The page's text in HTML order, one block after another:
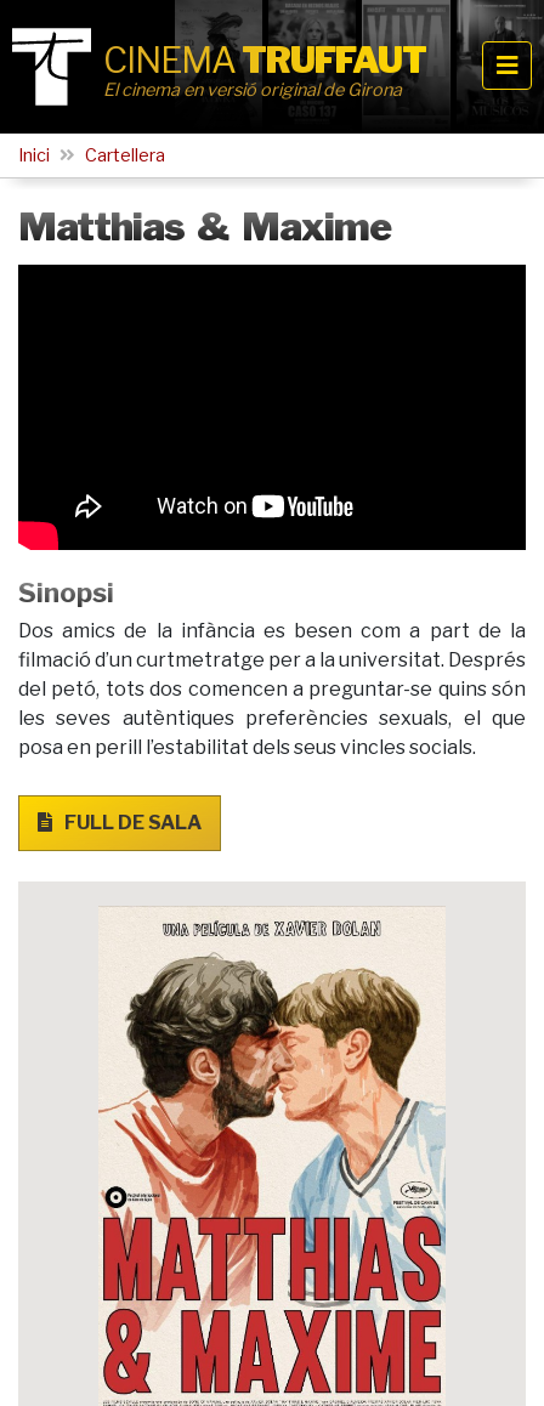
CINEMATRUFFAUT
El cinema en versió original de Girona
Inici Cartellera
Matthias & Maxime
Sinopsi
Dos amics de la infància es besen com a part de la
filmació d’un curtmetratge per a la universitat. Després
del petó, tots dos comencen a preguntar-se quins són
les seves autèntiques preferències sexuals, el que
posa en perill l’estabilitat dels seus vincles socials.
FULL DE SALA